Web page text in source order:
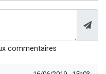
commentaires